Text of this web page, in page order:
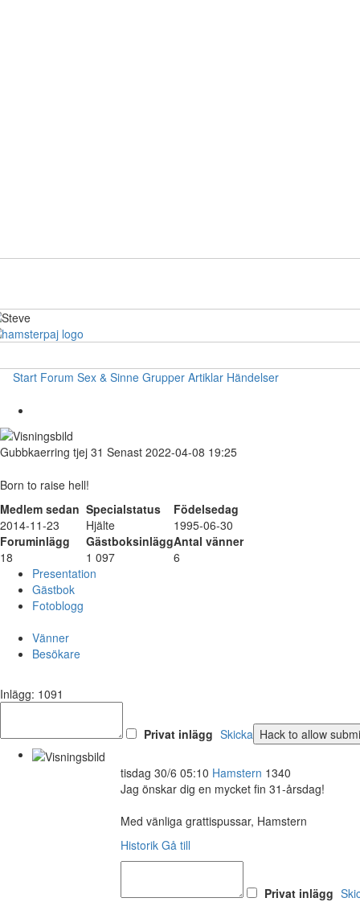
Start Forum Sex & Sinne Grupper Artiklar Händelser
Gubbkaerring tjej 31 Senast 2022-04-08 19:25
Born to raise hell!
Medlem sedan Specialstatus
Födelsedag
2014-11-23
Hjälte
1995-06-30
Foruminlägg
GästboksinläggAntal vänner
18
1 097
6
Presentation
Gästbok
Fotoblogg
Vänner
Besökare
Inlägg: 1091
Privat inlägg Skicka
tisdag 30/6 05:10 Hamstern 1340
Jag önskar dig en mycket fin 31-årsdag!
Med vänliga grattispussar, Hamstern
Historik Gå till
Privat inlägg